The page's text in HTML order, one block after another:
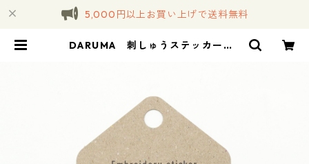
5,000円以上お買い上げで送料無料
DARUMA 刺しゅうステッカー <